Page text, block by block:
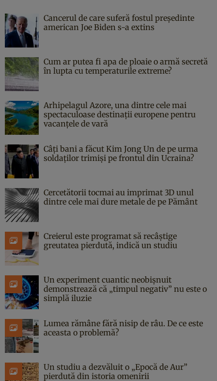
Cancerul de care suferă fostul președinte
american Joe Biden s-a extins
Cum ar putea fi apa de ploaie o armă secretă
în lupta cu temperaturile extreme?
Arhipelagul Azore, una dintre cele mai
spectaculoase destinații europene pentru
vacanțele de vară
Câți bani a făcut Kim Jong Un de pe urma
soldaților trimiși pe frontul din Ucraina?
Cercetătorii tocmai au imprimat 3D unul
dintre cele mai dure metale de pe Pământ
Creierul este programat să recâștige
greutatea pierdută, indică un studiu
Un experiment cuantic neobișnuit
demonstrează că „timpul negativ” nu este o
simplă iluzie
Lumea rămâne fără nisip de râu. De ce este
aceasta o problemă?
Un studiu a dezvăluit o „Epocă de Aur”
pierdută din istoria omenirii